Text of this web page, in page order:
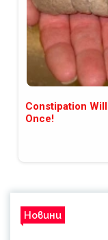
Constipation
Once!
Новини